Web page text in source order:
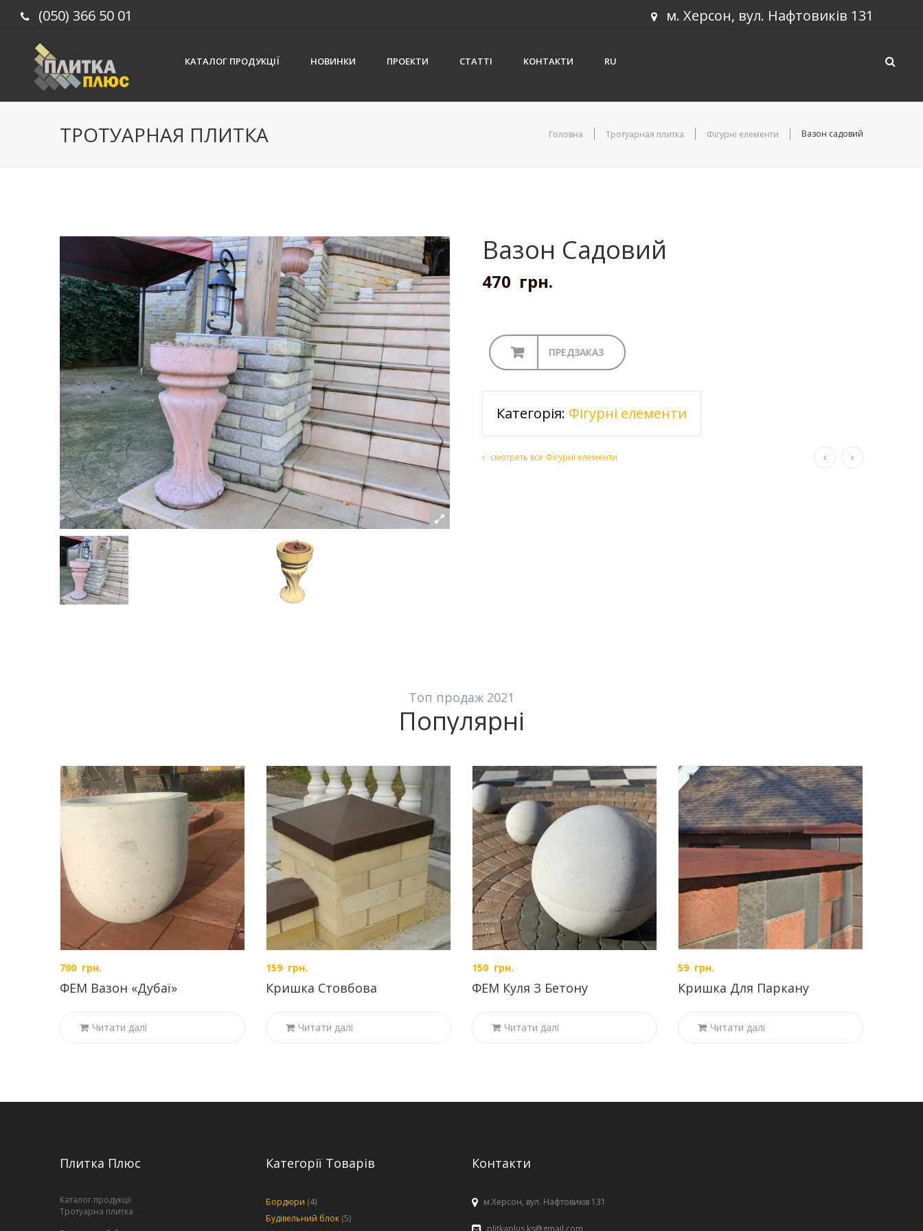
(050) 366 50 01 м. Херсон, вул. Нафтовиків 131
КАТАЛОГ ПРОДУКЦІЇ НОВИНКИ ПРОЕКТИ СТАТТІ КОНТАКТИ RU
ТРОТУАРНАЯ ПЛИТКА Головна Тротуарная плитка Фігурні елементи Вазон садовий
Вазон Садовий
470 грн.
ПРЕДЗАКАЗ
Категорія: Фігурні елементи
смотреть все Фігурні елементи
Топ продаж 2021
Популярні
700 грн.
ФЕМ Вазон «Дубаї»
Читати далі
159 грн.
Кришка Стовбова
Читати далі
150 грн.
ФЕМ Куля З Бетону
Читати далі
59 грн.
Кришка Для Паркану
Читати далі
Плитка Плюс
Каталог продукції
Тротуарна плитка
Категорії Товарів
Бордюри (4)
Будівельний блок (5)
Контакти
м.Херсон, вул. Нафтовиків 131
plitkaplus.ks@gmail.com